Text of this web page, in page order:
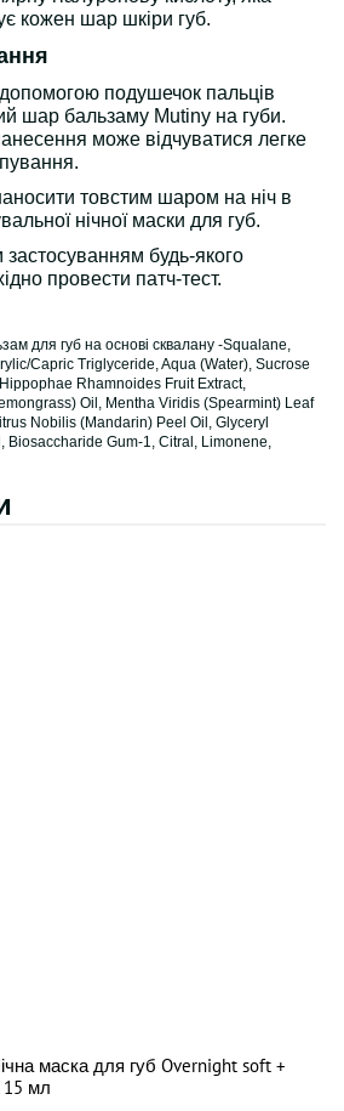
кожен шар шкіри губ.
подушечок пальців
шар бальзаму Mutiny на губи.
може відчуватися легке
товстим шаром на ніч в
нічної маски для губ.
будь-якого
провести патч-тест.
для губ на основі сквалану -Squalane,
Capric Triglyceride, Aqua (Water), Sucrose
Rhamnoides Fruit Extract,
Oil, Mentha Viridis (Spearmint) Leaf
Nobilis (Mandarin) Peel Oil, Glyceryl
Biosaccharide Gum-1, Citral, Limonene,
маска для губ Overnight soft +
15 мл